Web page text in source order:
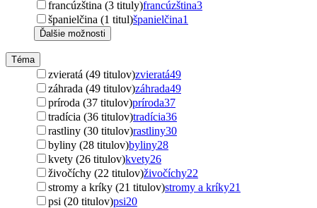
francúzština (3 tituly)francúzština3
španielčina (1 titul)španielčina1
Ďalšie možnosti
Téma
zvieratá (49 titulov)zvieratá49
záhrada (49 titulov)záhrada49
príroda (37 titulov)príroda37
tradícia (36 titulov)tradícia36
rastliny (30 titulov)rastliny30
byliny (28 titulov)byliny28
kvety (26 titulov)kvety26
živočíchy (22 titulov)živočíchy22
stromy a kríky (21 titulov)stromy a kríky21
psi (20 titulov)psi20